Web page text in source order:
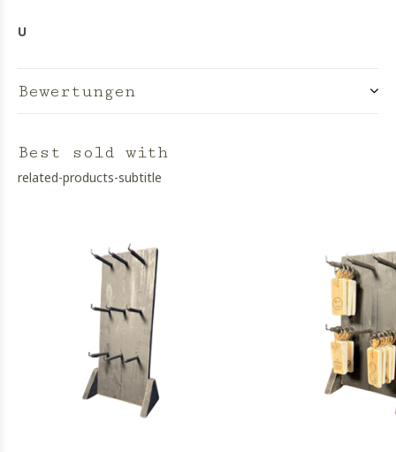
U
Bewertungen
Best sold with
related-products-subtitle